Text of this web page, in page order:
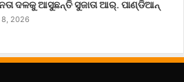
ଦଳକୁ ଆସୁଛନ୍ତି ସୁଜାତା ଆର୍‌. ପାଣ୍ଡିଆନ୍
8, 2026